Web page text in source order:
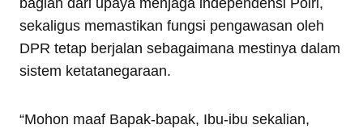
bagian dari upaya menjaga independensi Polri,
sekaligus memastikan fungsi pengawasan oleh
DPR tetap berjalan sebagaimana mestinya dalam
sistem ketatanegaraan.
“Mohon maaf Bapak-bapak, Ibu-ibu sekalian,